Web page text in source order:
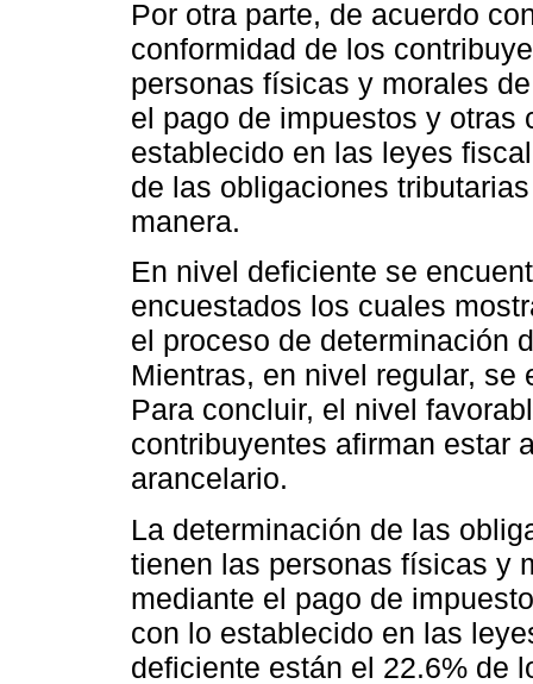
Por otra parte, de acuerdo
conformidad de los
personas físicas y morales
el pago de impuestos y otras
establecido en las leyes
de las obligaciones
manera.
En nivel deficiente se
encuestados los cuales
el proceso de determinación
Mientras, en nivel regular,
Para concluir, el nivel
contribuyentes afirman estar
arancelario.
La determinación de las
tienen las personas físicas y
mediante el pago de
con lo establecido en las
deficiente están el 22.6% de